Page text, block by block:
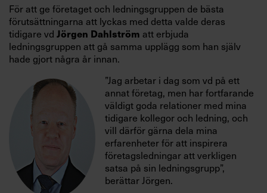
För att ge företaget och ledningsgruppen de bästa
förutsättningarna att lyckas med detta valde deras
tidigare vd Jörgen Dahlström att erbjuda
ledningsgruppen att gå samma upplägg som han själv
hade gjort några år innan.
”Jag arbetar i dag som vd på ett
annat företag, men har fortfarande
väldigt goda relationer med mina
tidigare kollegor och ledning, och
vill därför gärna dela mina
erfarenheter för att inspirera
företagsledningar att verkligen
satsa på sin ledningsgrupp”,
berättar Jörgen.